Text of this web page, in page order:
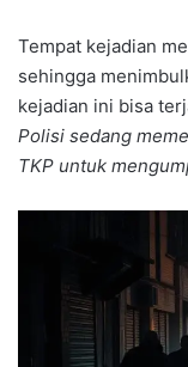
Tempat kejadian
sehingga
kejadian ini bisa
Polisi sedang
TKP untuk